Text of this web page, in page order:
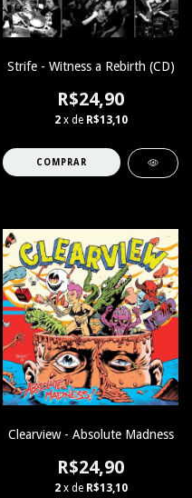
Strife - Witness a Rebirth (CD)
R$24,90
2 x de R$13,10
Clearview - Absolute Madness
R$24,90
2 x de R$13,10